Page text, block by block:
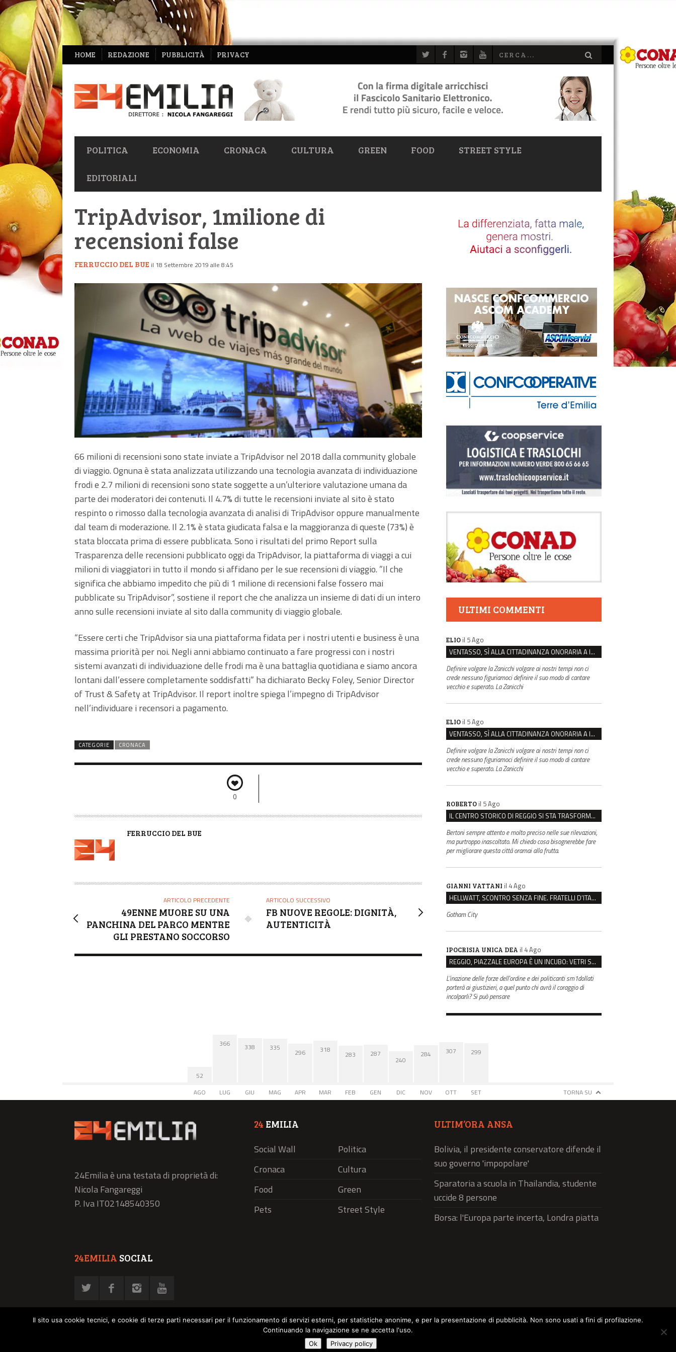
NAVIGAZIONE
SECONDARIA
HOME REDAZIONE PUBBLICITÀ PRIVACY
NAVIGAZIONE
PRIMARIA
POLITICA ECONOMIA CRONACA CULTURA GREEN FOOD STREET STYLE
EDITORIALI
TripAdvisor, 1milione di
recensioni false
FERRUCCIO DEL BUE il 18 Settembre 2019 alle 8:45
66 milioni di recensioni sono state inviate a TripAdvisor nel 2018 dalla community globale
di viaggio. Ognuna è stata analizzata utilizzando una tecnologia avanzata di individuazione
frodi e 2.7 milioni di recensioni sono state soggette a un’ulteriore valutazione umana da
parte dei moderatori dei contenuti. Il 4.7% di tutte le recensioni inviate al sito è stato
respinto o rimosso dalla tecnologia avanzata di analisi di TripAdvisor oppure manualmente
dal team di moderazione. Il 2.1% è stata giudicata falsa e la maggioranza di queste (73%) è
stata bloccata prima di essere pubblicata. Sono i risultati del primo Report sulla
Trasparenza delle recensioni pubblicato oggi da TripAdvisor, la piattaforma di viaggi a cui
milioni di viaggiatori in tutto il mondo si affidano per le sue recensioni di viaggio. ”Il che
significa che abbiamo impedito che più di 1 milione di recensioni false fossero mai
pubblicate su TripAdvisor”, sostiene il report che che analizza un insieme di dati di un intero
anno sulle recensioni inviate al sito dalla community di viaggio globale.
“Essere certi che TripAdvisor sia una piattaforma fidata per i nostri utenti e business è una
massima priorità per noi. Negli anni abbiamo continuato a fare progressi con i nostri
sistemi avanzati di individuazione delle frodi ma è una battaglia quotidiana e siamo ancora
lontani dall’essere completamente soddisfatti” ha dichiarato Becky Foley, Senior Director
of Trust & Safety at TripAdvisor. Il report inoltre spiega l’impegno di TripAdvisor
nell’individuare i recensori a pagamento.
CATEGORIE CRONACA
0
A
R
FERRUCCIO DEL BUE
ARTICOLO PRECEDENTE
49ENNE MUORE SU UNA
PANCHINA DEL PARCO MENTRE
GLI PRESTANO SOCCORSO
ARTICOLO SUCCESSIVO
FB NUOVE REGOLE: DIGNITÀ,
AUTENTICITÀ
ULTIMI COMMENTI
ELIO il 5 Ago
VENTASSO, SÌ ALLA CITTADINANZA ONORARIA A IVA ZANICCHI. MA BARGIACCHI: “È DI PESSIMO GUSTO”
Definire volgare la Zanicchi volgare ai nostri tempi non ci
crede nessuno figuriamoci definire il suo modo di cantare
vecchio e superato. La Zanicchi
ELIO il 5 Ago
VENTASSO, SÌ ALLA CITTADINANZA ONORARIA A IVA ZANICCHI. MA BARGIACCHI: “È DI PESSIMO GUSTO”
Definire volgare la Zanicchi volgare ai nostri tempi non ci
crede nessuno figuriamoci definire il suo modo di cantare
vecchio e superato. La Zanicchi
ROBERTO il 5 Ago
IL CENTRO STORICO DI REGGIO SI STA TRASFORMANDO, E NON IN MEGLIO
Bertoni sempre attento e molto preciso nelle sue rilevazioni,
ma purtroppo inascoltato. Mi chiedo cosa bisognerebbe fare
per migliorare questa città oramai alla frutta.
GIANNI VATTANI il 4 Ago
HELLWATT, SCONTRO SENZA FINE. FRATELLI D’ITALIA: “MILANI PORTA DOCUMENTI, DE FRANCO INSULTI”
Gotham City
IPOCRISIA UNICA DEA il 4 Ago
REGGIO, PIAZZALE EUROPA È UN INCUBO: VETRI SPACCATI E FURTI SULLE AUTO IN SOSTA
L'inazione delle forze dell'ordine e dei politicanti sm1dollati
porterà ai giustizieri, a quel punto chi avrà il coraggio di
incolparli? Si può pensare
52
AGO
366
LUG
338
GIU
335
MAG
296
APR
318
MAR
283
FEB
287
GEN
240
DIC
284
NOV
307
OTT
299
SET TORNA SU
24Emilia è una testata di proprietà di:
Nicola Fangareggi
P. Iva IT02148540350
24 EMILIA
Social Wall
Politica
Cronaca
Cultura
Food
Green
Pets
Street Style
ULTIM’ORA ANSA
Bolivia, il presidente conservatore difende il
suo governo 'impopolare'
Sparatoria a scuola in Thailandia, studente
uccide 8 persone
Borsa: l'Europa parte incerta, Londra piatta
24EMILIA SOCIAL
Social Wall Politica
Il sito usa cookie tecnici, e cookie di terze parti necessari per il funzionamento di servizi esterni, per statistiche anonime, e per la presentazione di pubblicità. Non sono usati a fini di profilazione.
Continuando la navigazione se ne accetta l'uso.
Ok
Privacy policy